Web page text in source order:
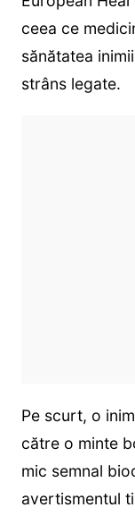
ceea ce
sănătatea
strâns legate.
Pe scurt, o
către o minte
mic semnal
avertismentul